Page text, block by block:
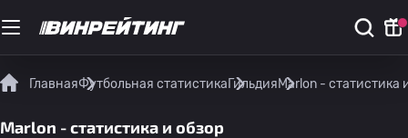
ГлавнаяФутбольная статистикаГильдияMarlon - статистика
Marlon - статистика и обзор